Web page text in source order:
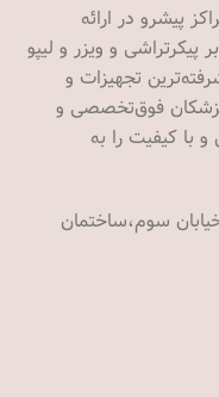
پیشرو در ارائه
پیکرتراشی و ویزر و لیپو
تجهیزات و
پزشکان فوق‌تخصصی و
با کیفیت را به
خیابان سوم،ساختمان